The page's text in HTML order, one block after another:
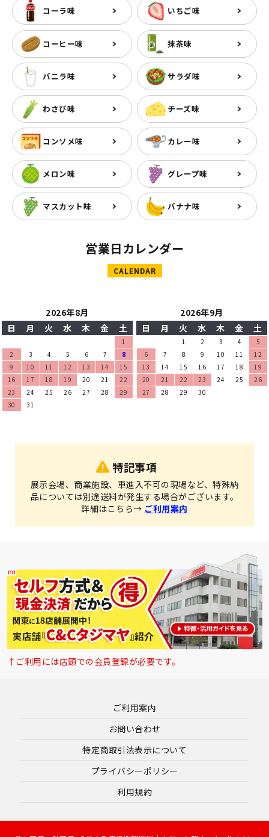
コーラ味 いちご味
コーヒー味 抹茶味
バニラ味 サラダ味
わさび味 チーズ味
コンソメ味 カレー味
メロン味 グレープ味
マスカット味 バナナ味
営業日カレンダー
CALENDAR
2026年8月
日
月 火 水 木 金 土
1
2
3 4 5 6 7
8
9
10 11 12 13 14
15
16
17 18 19 20 21
22
23
24 25 26 27 28
29
30
31
2026年9月
日
月 火 水 木 金 土
1 2 3 4
5
6
7 8 9 10 11
12
13
14 15 16 17 18
19
20
21 22 23 24 25
26
27
28 29 30
特記事項
展示会場、商業施設、車進入不可の現場など、特殊納
品については別途送料が発生する場合がございます。
詳細はこちら→ ご利用案内
↑ご利用には店頭での会員登録が必要です。
ご利用案内
お問い合わせ
特定商取引法表示について
プライバシーポリシー
利用規約